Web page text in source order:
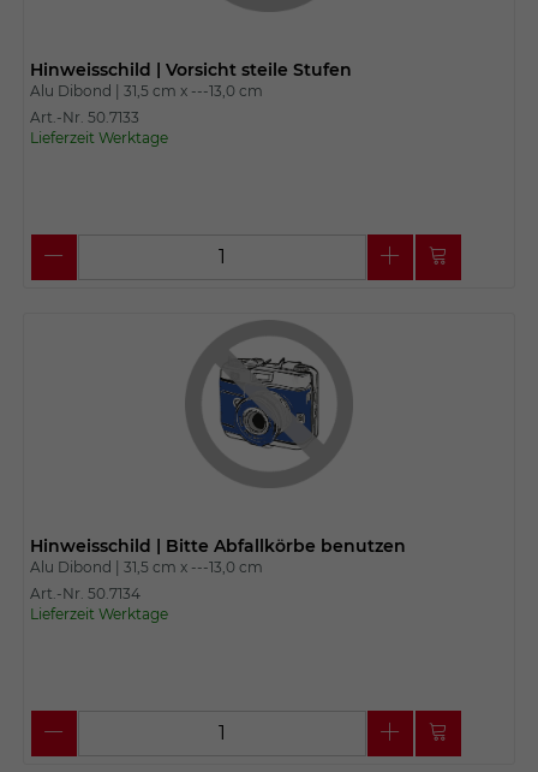
Hinweisschild | Vorsicht steile Stufen
Alu Dibond | 31,5 cm x ---13,0 cm
Art.-Nr. 50.7133
Lieferzeit Werktage
Hinweisschild | Bitte Abfallkörbe benutzen
Alu Dibond | 31,5 cm x ---13,0 cm
Art.-Nr. 50.7134
Lieferzeit Werktage